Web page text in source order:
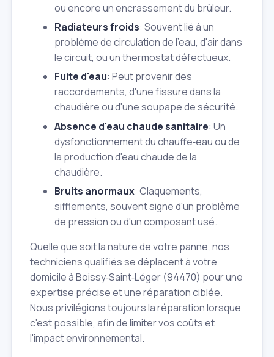
ou encore un encrassement du brûleur.
Radiateurs froids: Souvent lié à un
problème de circulation de l'eau, d'air dans
le circuit, ou un thermostat défectueux.
Fuite d'eau: Peut provenir des
raccordements, d'une fissure dans la
chaudière ou d'une soupape de sécurité.
Absence d'eau chaude sanitaire: Un
dysfonctionnement du chauffe‑eau ou de
la production d'eau chaude de la
chaudière.
Bruits anormaux: Claquements,
sifflements, souvent signe d'un problème
de pression ou d'un composant usé.
Quelle que soit la nature de votre panne, nos
techniciens qualifiés se déplacent à votre
domicile à Boissy‑Saint‑Léger (94470) pour une
expertise précise et une réparation ciblée.
Nous privilégions toujours la réparation lorsque
c'est possible, afin de limiter vos coûts et
l'impact environnemental.